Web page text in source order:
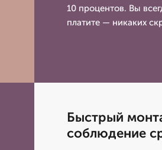
10 процентов. Вы
платите — никаких
Быстрый
соблюдение